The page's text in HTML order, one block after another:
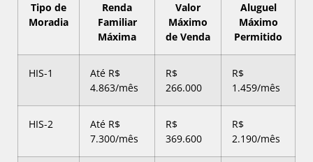
Tipo de
Moradia
Renda
Familiar
Máxima
Valor
Máximo
de Venda
Aluguel
Máximo
Permitido
HIS-1
Até R$
4.863/mês
R$
266.000
R$
1.459/mês
HIS-2
Até R$
7.300/mês
R$
369.600
R$
2.190/mês